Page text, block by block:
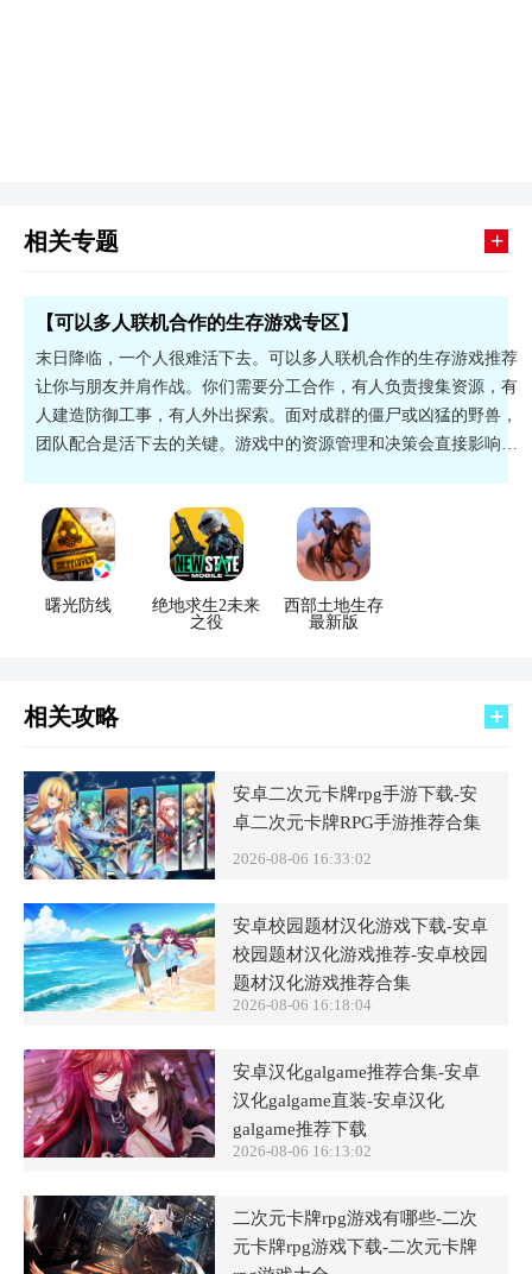
相关专题 +
【可以多人联机合作的生存游戏专区】
末日降临，一个人很难活下去。可以多人联机合作的生存游戏推荐
让你与朋友并肩作战。你们需要分工合作，有人负责搜集资源，有
人建造防御工事，有人外出探索。面对成群的僵尸或凶猛的野兽，
团队配合是活下去的关键。游戏中的资源管理和决策会直接影响团
曙光防线
绝地求生2未来
之役
西部土地生存
最新版
相关攻略
安卓二次元卡牌rpg手游下载-安
卓二次元卡牌RPG手游推荐合集
2026-08-06 16:33:02
安卓校园题材汉化游戏下载-安卓
校园题材汉化游戏推荐-安卓校园
题材汉化游戏推荐合集
2026-08-06 16:18:04
安卓汉化galgame推荐合集-安卓
汉化galgame直装-安卓汉化
galgame推荐下载
2026-08-06 16:13:02
二次元卡牌rpg游戏有哪些-二次
元卡牌rpg游戏下载-二次元卡牌